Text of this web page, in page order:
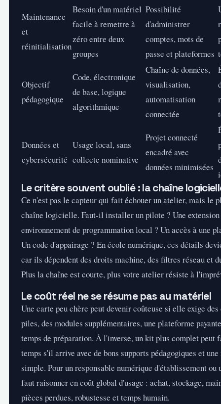
Maintenance
et
réinitialisation
Besoin d'un matériel
facile à remettre à
zéro entre deux
groupes
Possibilité
d'administrer
comptes, mots de
passe et plateformes
Objectif
pédagogique
Code, électronique
de base, logique
algorithmique
Chaîne de données,
visualisation,
automatisation
connectée
Données et
cybersécurité
Usage local, sans
collecte nominative
Projet connecté
encadré avec
données minimisées
Le critère souvent oublié : la chaîne
Ce n'est pas le capteur qui fait échouer un atelier, mais le
chaîne logicielle. Faut-il installer un pilote ? Une extension
environnement de programmation local ? Un accès à une
Un code d'appairage ? En école numérique, ces détails
car ils dépendent des droits machine, des filtres réseau et
Plus la chaîne est courte, plus votre atelier résiste à
Le coût réel ne se résume pas au matériel
Une carte peu chère peut devenir coûteuse si elle exige des
piles, des modules supplémentaires, une plateforme
temps de préparation. À l'inverse, un kit plus complet peut
temps s'il arrive avec de bons supports pédagogiques et
simple. Pour un responsable numérique d'établissement
faut raisonner en coût global d'usage : achat, stockage,
pièces perdues, robustesse et temps humain.